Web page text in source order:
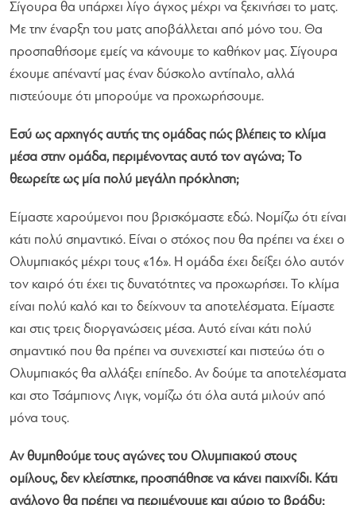
Σίγουρα θα υπάρχει λίγο άγχος μέχρι να ξεκινήσει το ματς.
Με την έναρξη του ματς αποβάλλεται από μόνο του. Θα
προσπαθήσομε εμείς να κάνουμε το καθήκον μας. Σίγουρα
έχουμε απέναντί μας έναν δύσκολο αντίπαλο, αλλά
πιστεύουμε ότι μπορούμε να προχωρήσουμε.
Εσύ ως αρχηγός αυτής της ομάδας πώς βλέπεις το κλίμα
μέσα στην ομάδα, περιμένοντας αυτό τον αγώνα; Το
θεωρείτε ως μία πολύ μεγάλη πρόκληση;
Είμαστε χαρούμενοι που βρισκόμαστε εδώ. Νομίζω ότι είναι
κάτι πολύ σημαντικό. Είναι ο στόχος που θα πρέπει να έχει ο
Ολυμπιακός μέχρι τους «16». Η ομάδα έχει δείξει όλο αυτόν
τον καιρό ότι έχει τις δυνατότητες να προχωρήσει. Το κλίμα
είναι πολύ καλό και το δείχνουν τα αποτελέσματα. Είμαστε
και στις τρεις διοργανώσεις μέσα. Αυτό είναι κάτι πολύ
σημαντικό που θα πρέπει να συνεχιστεί και πιστεύω ότι ο
Ολυμπιακός θα αλλάξει επίπεδο. Αν δούμε τα αποτελέσματα
και στο Τσάμπιονς Λιγκ, νομίζω ότι όλα αυτά μιλούν από
μόνα τους.
Αν θυμηθούμε τους αγώνες του Ολυμπιακού στους
ομίλους, δεν κλείστηκε, προσπάθησε να κάνει παιχνίδι. Κάτι
ανάλογο θα πρέπει να περιμένουμε και αύριο το βράδυ;